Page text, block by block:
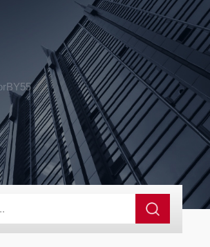
抗体标记试剂盒 G1064